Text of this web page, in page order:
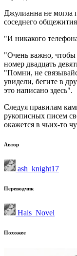
Джулианна не могла
соседнего
"И никакого
"Очень важно, чтобы
номер двадцать
"Помни, не
увидели, бегите в
это написано здесь".
Следуя правилам
рукописных писем
окажется в чьих-то
Автор
ash_knight17
Переводчик
Hais_Novel
Похожее